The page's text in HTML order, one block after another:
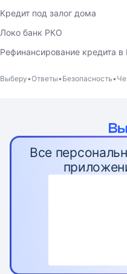
Кредит под залог дома
Локо банк РКО
Рефинансирование кредита в
Выберу Ответы Безопасность
Все